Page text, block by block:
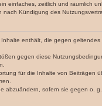
einfaches, zeitlich und räumlich
Kündigung des
enthält, die gegen
gegen diese
für die Inhalte von
abzuändern, sofern sie gegen o.